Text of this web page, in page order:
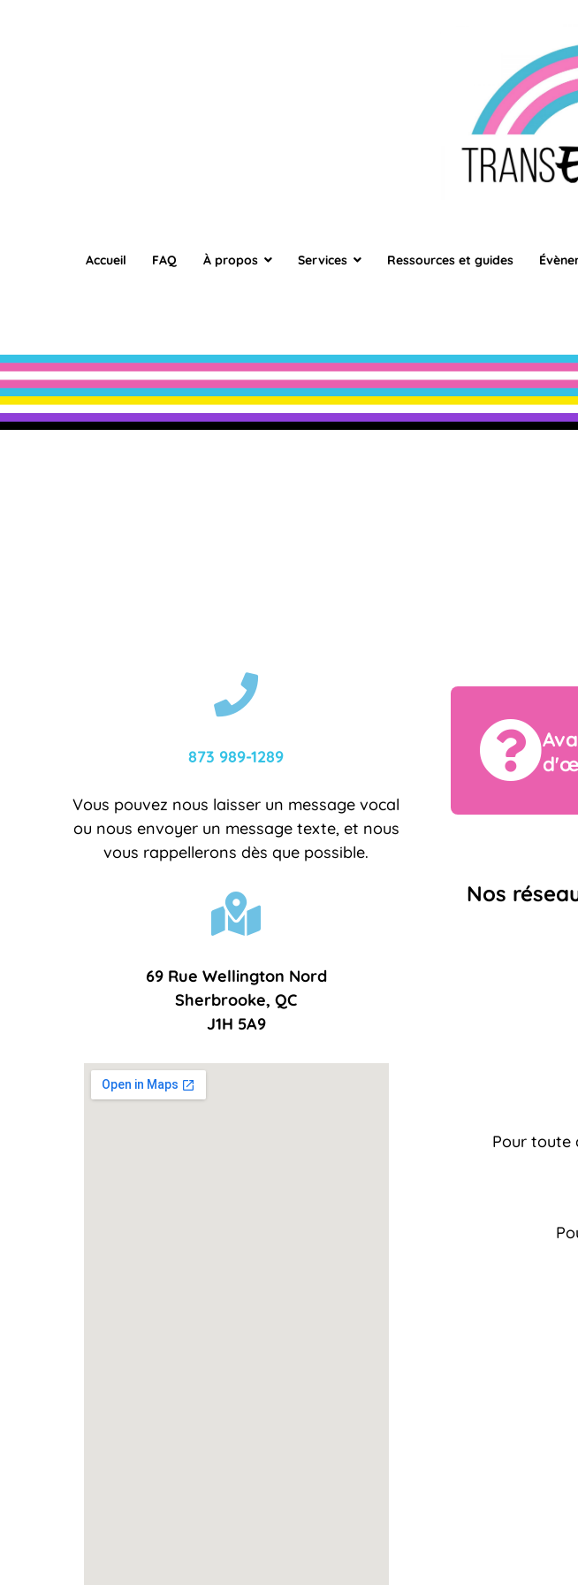
Accueil FAQ À propos Services Ressources et guides
873 989-1289
Vous pouvez nous laisser un message vocal
ou nous envoyer un message texte, et nous
vous rappellerons dès que possible.
69 Rue Wellington Nord
Sherbrooke, QC
J1H 5A9
Nos
Pour toute